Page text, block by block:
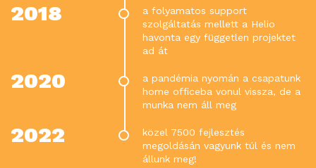
a folyamatos support
szolgáltatás mellett a Helio
havonta egy független projektet
ad át
2018
a pandémia nyomán a csapatunk
home officeba vonul vissza, de a
munka nem áll meg
2020
közel 7500 fejlesztés
megoldásán vagyunk túl és nem
állunk meg!
2022